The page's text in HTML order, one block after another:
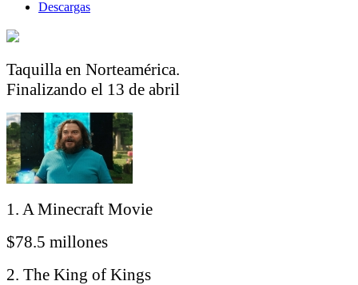
Descargas
Taquilla en Norteamérica.
Finalizando el 13 de abril
1. A Minecraft Movie
$78.5 millones
2. The King of Kings